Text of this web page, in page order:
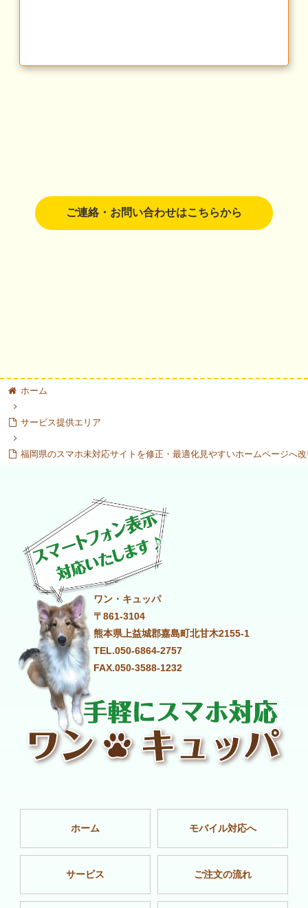
ご連絡・お問い合わせはこちらから
ホーム
サービス提供エリア
福岡県のスマホ未対応サイトを修正・最適化見やすいホームページへ
ワン・キュッパ
〒861-3104
熊本県上益城郡嘉島町北甘木2155-1
TEL.050-6864-2757
FAX.050-3588-1232
ホーム モバイル対応へ
サービス ご注文の流れ